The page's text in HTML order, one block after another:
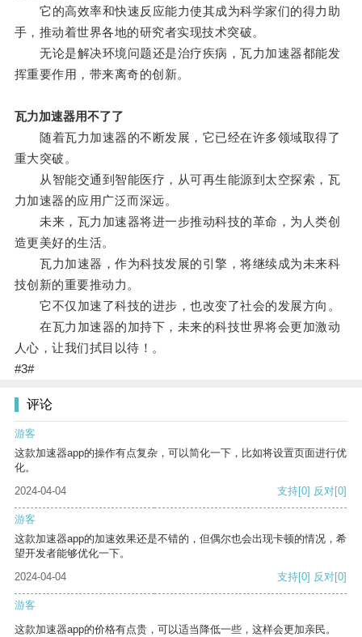
它的高效率和快速反应能力使其成为科学家们的得力助
手，推动着世界各地的研究者实现技术突破。
无论是解决环境问题还是治疗疾病，瓦力加速器都能发
挥重要作用，带来离奇的创新。
瓦力加速器用不了了
随着瓦力加速器的不断发展，它已经在许多领域取得了
重大突破。
从智能交通到智能医疗，从可再生能源到太空探索，瓦
力加速器的应用广泛而深远。
未来，瓦力加速器将进一步推动科技的革命，为人类创
造更美好的生活。
瓦力加速器，作为科技发展的引擎，将继续成为未来科
技创新的重要推动力。
它不仅加速了科技的进步，也改变了社会的发展方向。
在瓦力加速器的加持下，未来的科技世界将会更加激动
人心，让我们拭目以待！。
#3#
评论
游客
这款加速器app的操作有点复杂，可以简化一下，比如将设置页面进行优
化。
2024-04-04
支持[0] 反对[0]
游客
这款加速器app的加速效果还是不错的，但偶尔也会出现卡顿的情况，希
望开发者能够优化一下。
2024-04-04
支持[0] 反对[0]
游客
这款加速器app的价格有点贵，可以适当降低一些，这样会更加亲民。